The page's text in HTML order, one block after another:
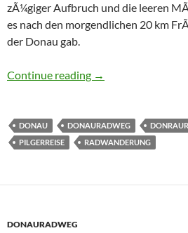
zÃ¼giger Aufbruch und die leeren
es nach den morgendlichen 20 km
der Donau gab.
Continue reading Donauradweg:
→
DONAU DONAURADWEG
PILGERREISE
RADWANDERUNG
DONAURADWEG